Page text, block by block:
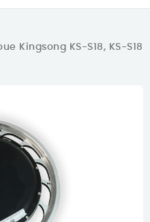
Kingsong KS-S18, KS-S18